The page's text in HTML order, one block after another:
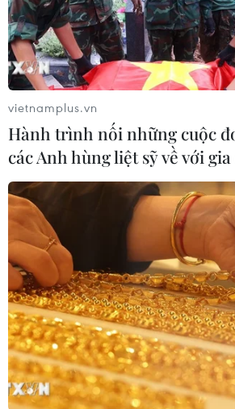
TIN CÙNG CHUYÊN MỤC
vietnamplus.vn
Hành trình nối những cuộc
các Anh hùng liệt sỹ về với